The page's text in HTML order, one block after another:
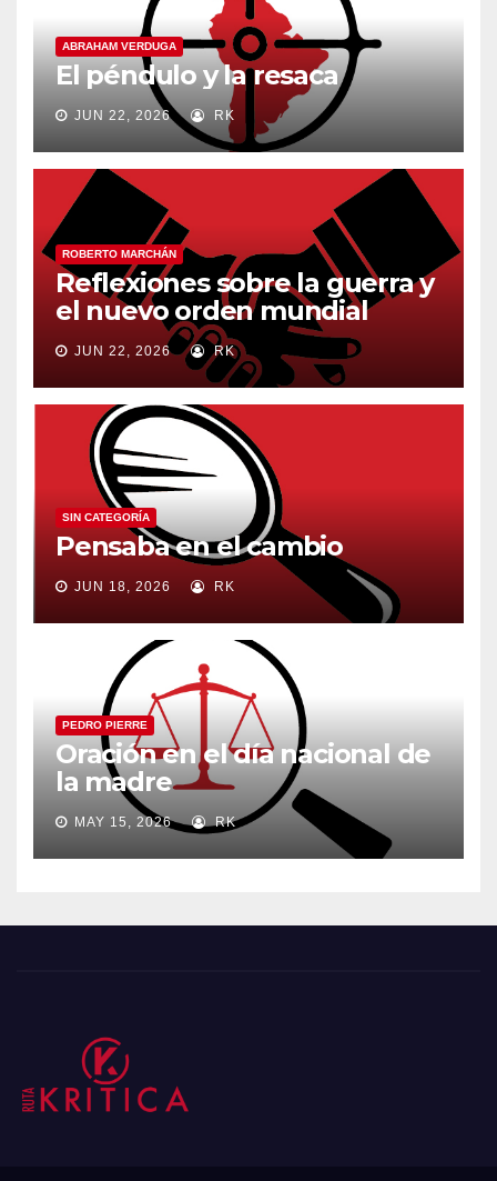
ABRAHAM VERDUGA
El péndulo y la resaca
JUN 22, 2026 RK
ROBERTO MARCHÁN
Reflexiones sobre la guerra y
el nuevo orden mundial
JUN 22, 2026 RK
SIN CATEGORÍA
Pensaba en el cambio
JUN 18, 2026 RK
PEDRO PIERRE
Oración en el día nacional de
la madre
MAY 15, 2026 RK